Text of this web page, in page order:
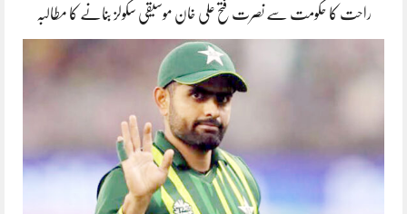
راحت کا حکومت سے نصرت فتح علی خان موسیقی سکولز بنانے کا مطالبہ